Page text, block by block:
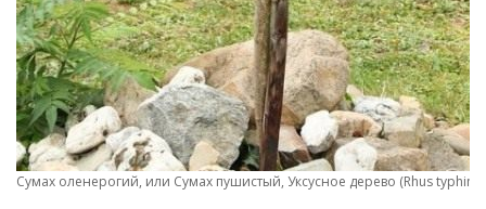
Сумах оленерогий, или Сумах пушистый, Уксусное дерево (Rhus